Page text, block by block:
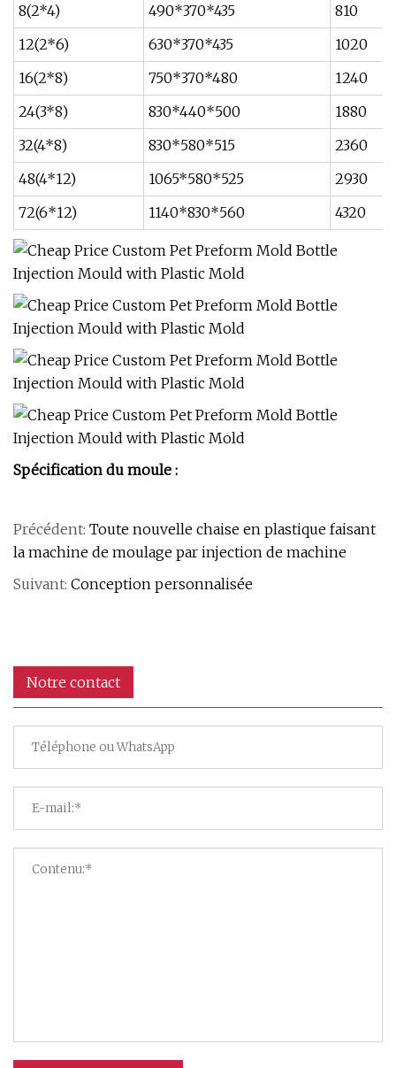
8(2*4)
490*370*435
810
12(2*6)
630*370*435
1020
16(2*8)
750*370*480
1240
24(3*8)
830*440*500
1880
32(4*8)
830*580*515
2360
48(4*12)
1065*580*525
2930
72(6*12)
1140*830*560 4320
Spécification du moule :
Précédent: Toute nouvelle chaise en plastique faisant
la machine de moulage par injection de machine
Suivant: Conception personnalisée
Notre contact